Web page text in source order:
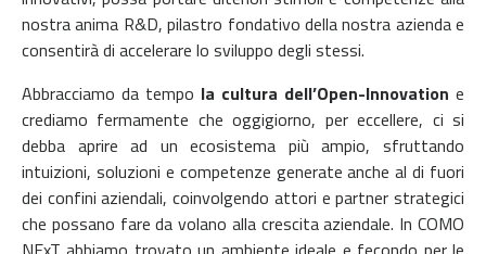
nostra anima R&D, pilastro fondativo della nostra azienda e
consentirà di accelerare lo sviluppo degli stessi.
Abbracciamo da tempo la cultura dell’Open-Innovation e
crediamo fermamente che oggigiorno, per eccellere, ci si
debba aprire ad un ecosistema più ampio, sfruttando
intuizioni, soluzioni e competenze generate anche al di fuori
dei confini aziendali, coinvolgendo attori e partner strategici
che possano fare da volano alla crescita aziendale. In COMO